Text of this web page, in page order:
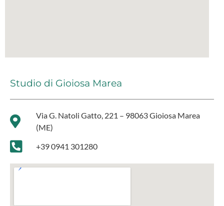
Studio di Gioiosa Marea
Via G. Natoli Gatto, 221 – 98063 Gioiosa Marea
(ME)
+39 0941 301280